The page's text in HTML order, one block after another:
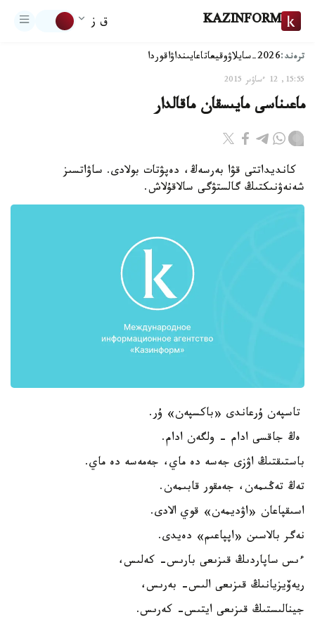
KAZINFORM ق ز
ترەند:2026-سايلاۋ وقيعاتاعايىنداۋاقوردا
15:55, 12 ءساۋىر 2015
ماعىناسى مايىسقان ماقالدار
كانديداتتى قۋا بەرسەڭ، دەپۋتات بولادى. ساۋاتسىز
شەنەۋنىكتىڭ گالستۋگى سالاقۇلاش.
تاسپەن ۇرعاندى «باكسپەن» ۇر.
ەڭ جاقسى ادام - ولگەن ادام.
باستىقتىڭ اۋزى جەسە دە ماي، جەمەسە دە ماي.
تەڭ تەڭىمەن، جەمقور قابىمەن.
اسىقپاعان «اۋديمەن» قوي الادى.
نەگر بالاسىن «اپپاعىم» دەيدى.
ءىس ساپاردىڭ قىزىعى بارىس- كەلىس،
ريەۆيزيانىڭ قىزىعى الىس- بەرىس،
جينالىستىڭ قىزىعى ايتىس- كەرىس.